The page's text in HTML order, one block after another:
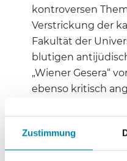
Zustimmung
kontroversen
Verstrickung der
Fakultät der
blutigen
„Wiener Gesera“
ebenso kritisch
Segnung